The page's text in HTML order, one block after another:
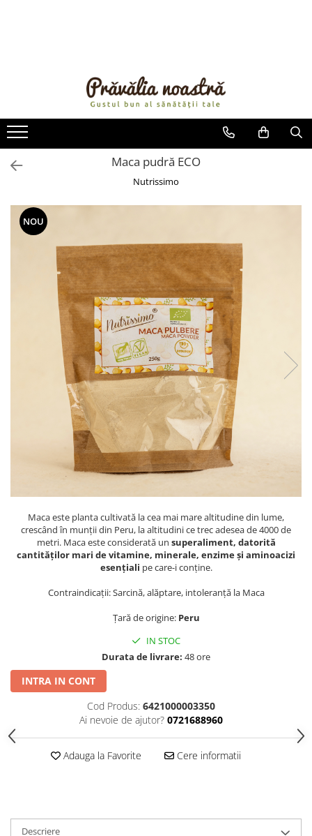
ULEIURI ȘI UNTURI
MĂSLINE
FRUCTE DESHIDRATATE
FRUCTE LA CONSERVĂ
OȚETURI ȘI SOSURI
FĂINĂ FĂRĂ GLUTEN
BĂUTURI / LAPTE VEGETAL
OREZ ȘI CEREALE
CREME ȘI PASTE TARTINABILE
CONDIMENTE
CEAIURI GRECEȘTI
CIOCOLATĂ ȘI CACAO
HEALTHY SNACKS
SUPERALIMENTE
COSMETICE
REMEDII NATURISTE
Maca pudră ECO
Nutrissimo
NOU
Maca este planta cultivată la cea mai mare altitudine din lume,
crescând în munții din Peru, la altitudini ce trec adesea de 4000 de
metri. Maca este considerată un superaliment, datorită
cantităților mari de vitamine, minerale, enzime şi aminoacizi
esențiali pe care-i conține.
Contraindicaţii: Sarcină, alăptare, intoleranță la Maca
Țară de origine: Peru
IN STOC
Durata de livrare: 48 ore
INTRA IN CONT
Cod Produs: 6421000003350
Ai nevoie de ajutor? 0721688960
Adauga la Favorite Cere informatii
Descriere